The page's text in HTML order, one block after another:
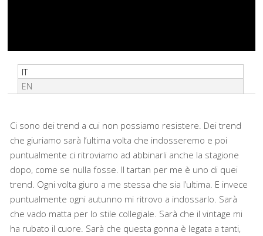
IT
EN
Ci sono dei trend a cui non possiamo resistere. Dei trend
che giuriamo sarà l’ultima volta che indosseremo e poi
puntualmente ci ritroviamo ad abbinarli anche la stagione
dopo, come se nulla fosse. Il tartan per me è uno di quei
trend. Ogni volta giuro a me stessa che sia l’ultima. E invece
puntualmente ogni autunno mi ritrovo a indossarlo. Sarà
che vado matta per lo stile collegiale. Sarà che il vintage mi
ha rubato il cuore. Sarà che questa gonna è legata a tanti,